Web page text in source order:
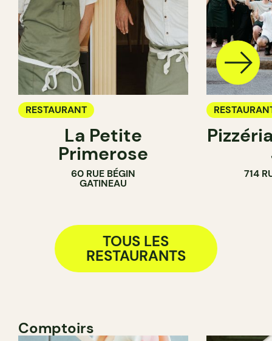
RESTAURANT
La Petite
Primerose
60 RUE BÉGIN
GATINEAU
714
TOUS LES
RESTAURANTS
Comptoirs